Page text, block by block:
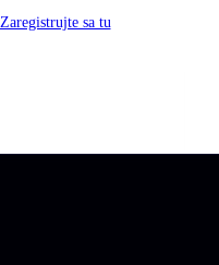
Zaregistrujte sa tu